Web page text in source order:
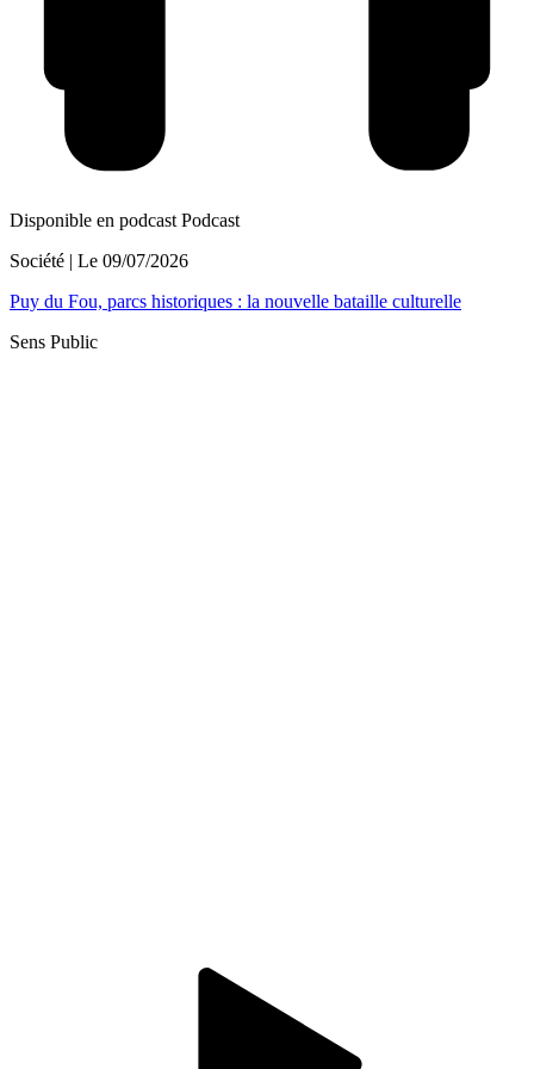
Disponible en podcast Podcast
Société | Le 09/07/2026
Puy du Fou, parcs historiques : la nouvelle bataille culturelle
Sens Public